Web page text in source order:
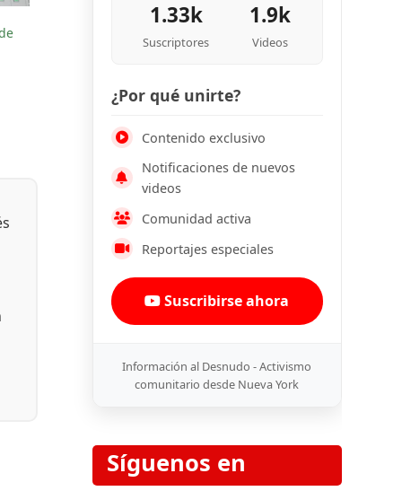
1.33k
Suscriptores
1.9k
Videos
¿Por qué unirte?
Contenido exclusivo
Notificaciones de nuevos
videos
Comunidad activa
Reportajes especiales
Suscribirse ahora
Información al Desnudo - Activismo
comunitario desde Nueva York
Síguenos en